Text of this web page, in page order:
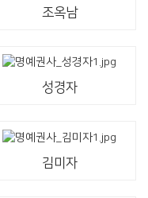
조옥남
성경자
김미자